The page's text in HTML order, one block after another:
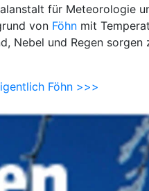
für Meteorologie
von Föhn mit
Nebel und Regen
Föhn >>>